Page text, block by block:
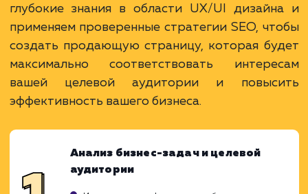
Преимущества
Чат-боты - это ваша личная служба
поддержки 24/7.
Они автоматизируют взаимодействие,
Обеспечивают быструю реакцию на
клиентов.